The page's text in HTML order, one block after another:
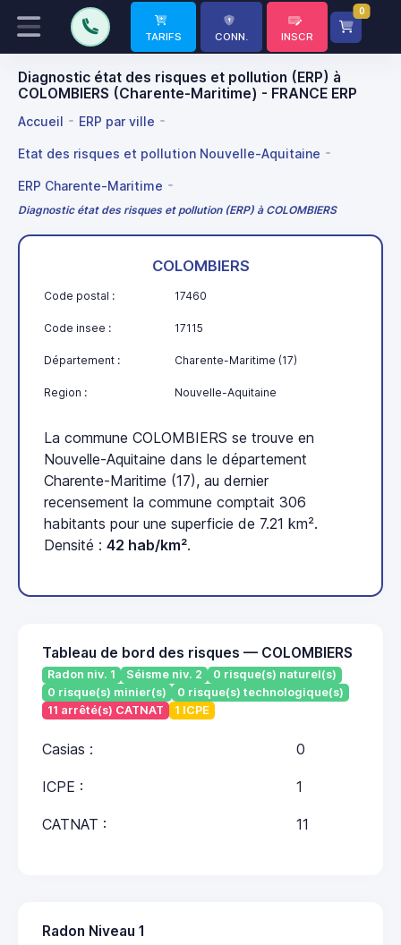
TARIFS CONN. INSCR
0
Diagnostic état des risques et pollution (ERP) à
COLOMBIERS (Charente-Maritime) - FRANCE ERP
Accueil ERP par ville
Etat des risques et pollution Nouvelle-Aquitaine
ERP Charente-Maritime
Diagnostic état des risques et pollution (ERP) à COLOMBIERS
COLOMBIERS
Code postal : 17460
Code insee : 17115
Département : Charente-Maritime (17)
Region : Nouvelle-Aquitaine
La commune COLOMBIERS se trouve en
Nouvelle-Aquitaine dans le département
Charente-Maritime (17), au dernier
recensement la commune comptait 306
habitants pour une superficie de 7.21 km².
Densité : 42 hab/km².
Tableau de bord des risques — COLOMBIERS
Radon niv. 1 Séisme niv. 2
0 risque(s) naturel(s)
0 risque(s) minier(s)
0 risque(s) technologique(s)
11 arrêté(s) CATNAT
1 ICPE
Casias : 0
ICPE : 1
CATNAT : 11
Radon Niveau 1